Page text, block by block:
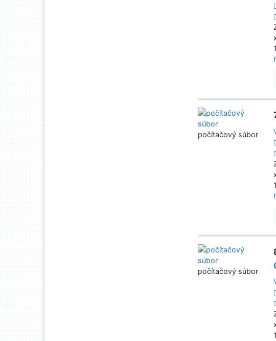
počítačový súbor
počítačový súbor